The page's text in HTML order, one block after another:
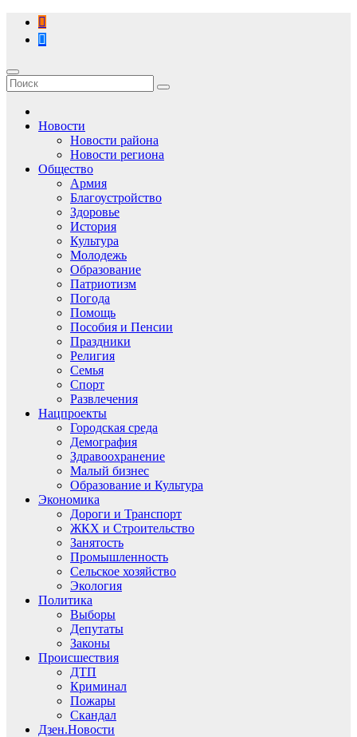
Перейти
содержимому
Новости
Новости района
Новости региона
Общество
Армия
Благоустройство
Здоровье
История
Культура
Молодежь
Образование
Патриотизм
Погода
Помощь
Пособия и Пенсии
Праздники
Религия
Семья
Спорт
Развлечения
Нацпроекты
Городская среда
Демография
Здравоохранение
Малый бизнес
Образование и Культура
Экономика
Дороги и Транспорт
ЖКХ и Строительство
Занятость
Промышленность
Сельское хозяйство
Экология
Политика
Выборы
Депутаты
Законы
Происшествия
ДТП
Криминал
Пожары
Скандал
Дзен.Новости